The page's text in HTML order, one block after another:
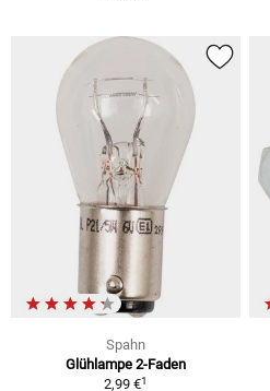
Spahn
Glühlampe 2-Faden
2,99 €1